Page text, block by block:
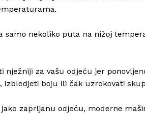
samo nekoliko puta na nižoj
za vašu odjeću jer
boju ili čak uzrokovati
zaprljanu odjeću, moderne